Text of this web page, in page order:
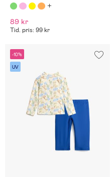
89 kr
Tid. pris: 99 kr
-10%
UV